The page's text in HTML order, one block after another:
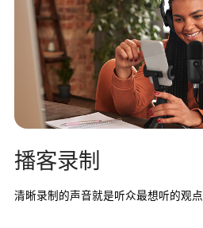
播客录制
清晰录制的声音就是听众最想听的观点